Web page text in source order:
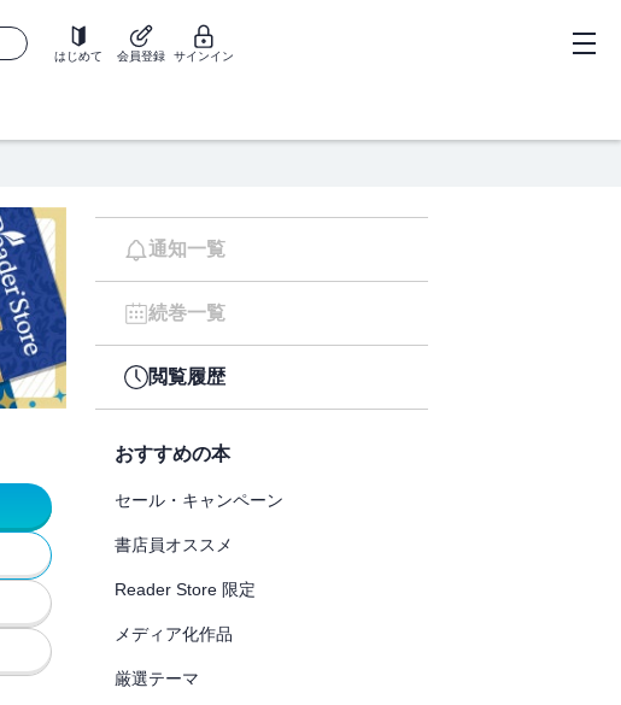
はじめて 会員登録 サインイン
通知一覧
続巻一覧
閲覧履歴
おすすめの本
セール・キャンペーン
書店員オススメ
Reader Store 限定
メディア化作品
厳選テーマ